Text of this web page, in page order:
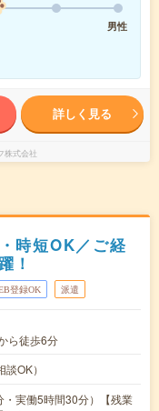
男性
詳しく見る
株式会社
時短OK／ご経
！
登録OK 派遣
ら徒歩6分
OK）
・実働5時間30分）【残業